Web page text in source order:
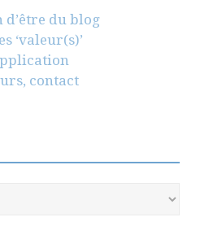
d’être du blog
‘valeur(s)’
contact